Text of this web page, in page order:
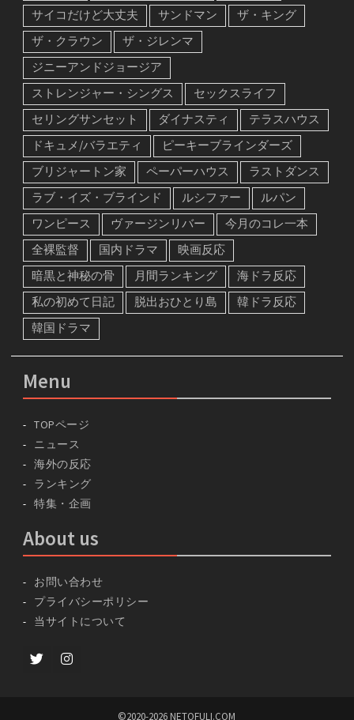
エリート
カウボーイビバップ
コブラ会
サイコだけど大丈夫
サンドマン
ザ・クラウン
ザ・ジレンマ
ジニーアンドジョージア
ストレンジャー・シングス
セックスライフ
セリングサンセット
ダイナスティ
テラスハウス
ドキュメ/バラエティ
ピーキーブラインダーズ
ブリジャートン家
ペーパーハウス
ラストダンス
ラブ・イズ・ブラインド
ルシファー
ルパン
ワンピース
ヴァージンリバー
今月のコレ一本
全裸監督
国内ドラマ
映画反応
暗黒と神秘の骨
月間ランキング
海ドラ反応
私の初めて日記
Menu
TOPページ
ニュース
海外の反応
ランキング
About us
お問い合わせ
プライバシーポリシー